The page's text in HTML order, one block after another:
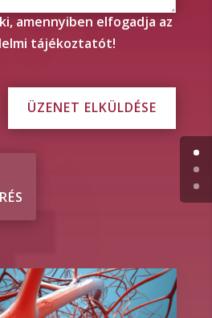
amennyiben elfogadja az
tájékoztatót!
ÜZENET ELKÜLDÉSE